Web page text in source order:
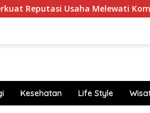
Usaha Melewati Komunikasi
Kesehatan Life Style